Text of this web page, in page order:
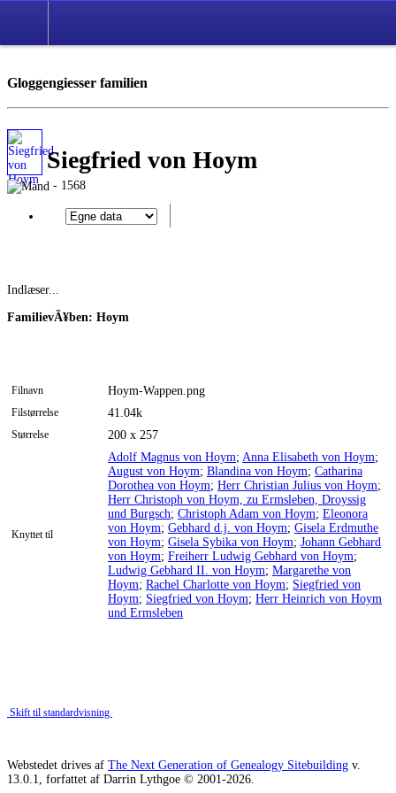
Gloggengiesser familien
Siegfried von Hoym
- 1568
Indlæser...
FamilievÃ¥ben: Hoym
Filnavn Hoym-Wappen.png
Filstørrelse 41.04k
Størrelse 200 x 257
Knyttet til
Adolf Magnus von Hoym; Anna Elisabeth von Hoym;
August von Hoym; Blandina von Hoym; Catharina
Dorothea von Hoym; Herr Christian Julius von Hoym;
Herr Christoph von Hoym, zu Ermsleben, Droyssig
und Burgsch; Christoph Adam von Hoym; Eleonora
von Hoym; Gebhard d.j. von Hoym; Gisela Erdmuthe
von Hoym; Gisela Sybika von Hoym; Johann Gebhard
von Hoym; Freiherr Ludwig Gebhard von Hoym;
Ludwig Gebhard II. von Hoym; Margarethe von
Hoym; Rachel Charlotte von Hoym; Siegfried von
Hoym; Siegfried von Hoym; Herr Heinrich von Hoym
und Ermsleben
Skift til standardvisning
Webstedet drives af The Next Generation of Genealogy Sitebuilding v.
13.0.1, forfattet af Darrin Lythgoe © 2001-2026.